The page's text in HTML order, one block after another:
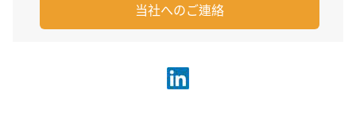
当社へのご連絡